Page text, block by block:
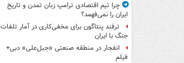
چرا تیم اقتصادی ترامپ زبان تمدن و تاریخ
ایران را نمی‌فهمد؟
ترفند پنتاگون برای مخفی‌کاری در آمار تلفات
جنگ با ایران
انفجار در منطقه صنعتی «جبل‌علی» دبی+
فیلم